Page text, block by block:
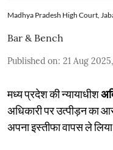
Madhya Pradesh High Court,
Bar & Bench
Published on: 21 Aug
मध्य प्रदेश की न्यायाधीश
अधिकारी पर उत्पीड़न का
अपना इस्तीफा वापस ले